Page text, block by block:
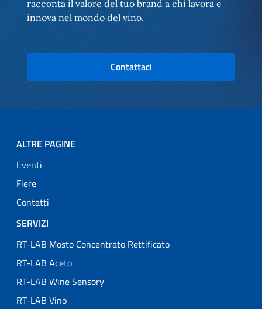
racconta il valore del tuo brand a chi lavora e
innova nel mondo del vino.
Contattaci
ALTRE PAGINE
Eventi
Fiere
Contatti
SERVIZI
RT-LAB Mosto Concentrato Rettificato
RT-LAB Aceto
RT-LAB Wine Sensory
RT-LAB Vino